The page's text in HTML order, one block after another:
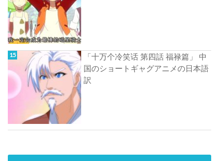
「十万个冷笑话 第四話 福禄篇」 中
国のショートギャグアニメの日本語
訳